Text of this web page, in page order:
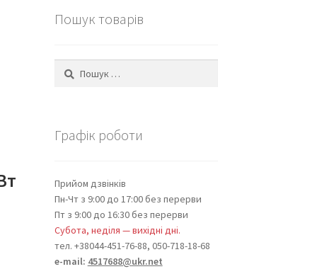
Пошук товарів
Пошук:
Графік роботи
Прийом дзвінків
Пн-Чт з 9:00 до 17:00 без перерви
Пт з 9:00 до 16:30 без перерви
Субота, неділя — вихідні дні.
тел. +38044-451-76-88, 050-718-18-68
e-mail: 4517688@ukr.net